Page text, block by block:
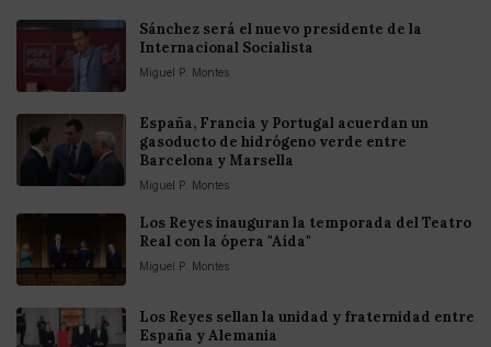
Sánchez será el nuevo presidente de la
Internacional Socialista
Miguel P. Montes
España, Francia y Portugal acuerdan un
gasoducto de hidrógeno verde entre
Barcelona y Marsella
Miguel P. Montes
Los Reyes inauguran la temporada del Teatro
Real con la ópera "Aída"
Miguel P. Montes
Los Reyes sellan la unidad y fraternidad entre
España y Alemania